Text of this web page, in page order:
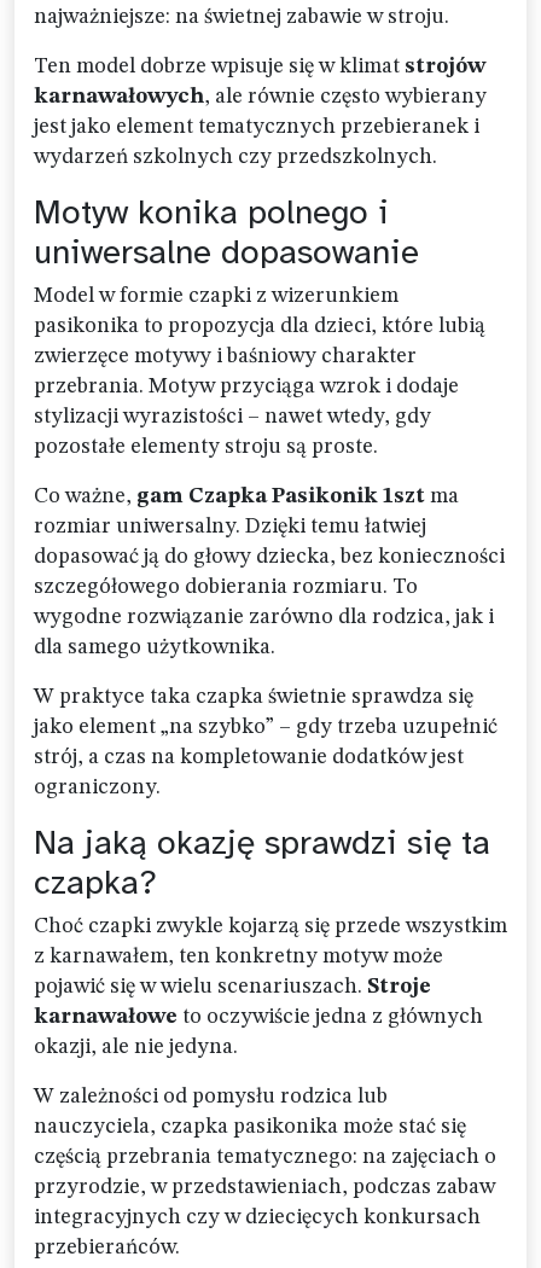
najważniejsze: na świetnej zabawie w stroju.
Ten model dobrze wpisuje się w klimat strojów
karnawałowych, ale równie często wybierany
jest jako element tematycznych przebieranek i
wydarzeń szkolnych czy przedszkolnych.
Motyw konika polnego i
uniwersalne dopasowanie
Model w formie czapki z wizerunkiem
pasikonika to propozycja dla dzieci, które lubią
zwierzęce motywy i baśniowy charakter
przebrania. Motyw przyciąga wzrok i dodaje
stylizacji wyrazistości – nawet wtedy, gdy
pozostałe elementy stroju są proste.
Co ważne, gam Czapka Pasikonik 1szt ma
rozmiar uniwersalny. Dzięki temu łatwiej
dopasować ją do głowy dziecka, bez konieczności
szczegółowego dobierania rozmiaru. To
wygodne rozwiązanie zarówno dla rodzica, jak i
dla samego użytkownika.
W praktyce taka czapka świetnie sprawdza się
jako element „na szybko” – gdy trzeba uzupełnić
strój, a czas na kompletowanie dodatków jest
ograniczony.
Na jaką okazję sprawdzi się ta
czapka?
Choć czapki zwykle kojarzą się przede wszystkim
z karnawałem, ten konkretny motyw może
pojawić się w wielu scenariuszach. Stroje
karnawałowe to oczywiście jedna z głównych
okazji, ale nie jedyna.
W zależności od pomysłu rodzica lub
nauczyciela, czapka pasikonika może stać się
częścią przebrania tematycznego: na zajęciach o
przyrodzie, w przedstawieniach, podczas zabaw
integracyjnych czy w dziecięcych konkursach
przebierańców.